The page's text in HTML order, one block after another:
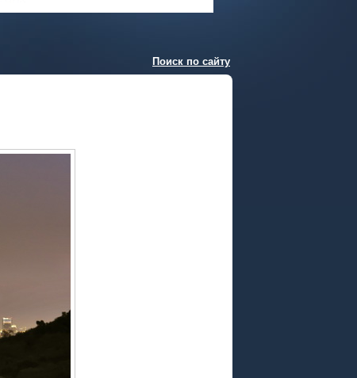
Поиск по сайту